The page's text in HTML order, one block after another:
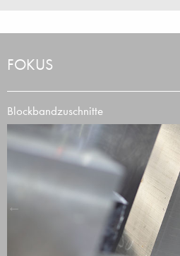
FOKUS
Blockbandzuschnitte